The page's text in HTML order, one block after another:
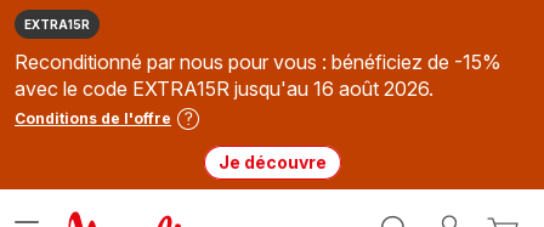
EXTRA15R
Reconditionné par nous pour vous : bénéficiez de -15%
avec le code EXTRA15R jusqu'au 16 août 2026.
Conditions de l'offre
Je découvre